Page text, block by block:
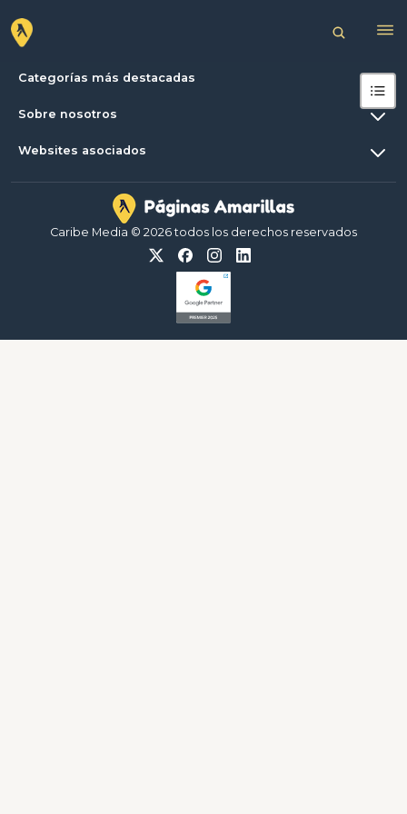
Categorías más destacadas
Sobre nosotros
Websites asociados
Caribe Media © 2026 todos los derechos reservados